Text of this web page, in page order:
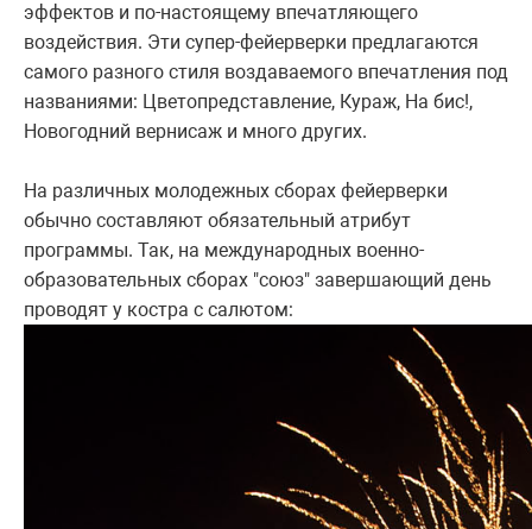
эффектов и по-настоящему впечатляющего
воздействия. Эти супер-фейерверки предлагаются
самого разного стиля воздаваемого впечатления под
названиями: Цветопредставление, Кураж, На бис!,
Новогодний вернисаж и много других.
На различных молодежных сборах фейерверки
обычно составляют обязательный атрибут
программы. Так, на международных военно-
образовательных сборах "союз" завершающий день
проводят у костра с салютом: